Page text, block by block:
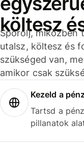
költesz
Spórolj, miközben
utalsz, költesz és
szükséged van,
amikor csak
Kezeld a
Tartsd a
pillanatok